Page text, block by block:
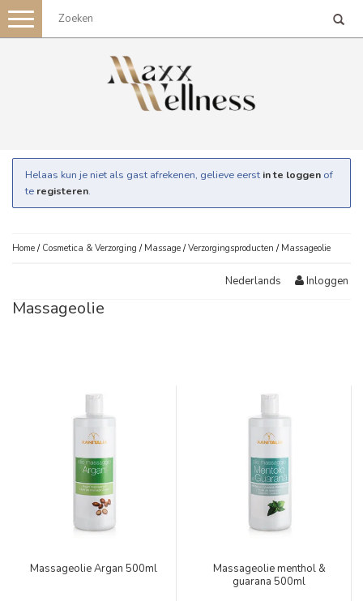
Toggle
navigation
Helaas kun je niet als gast afrekenen, gelieve eerst in te loggen of
te registeren.
Home / Cosmetica & Verzorging / Massage /Verzorgingsproducten / Massageolie
Nederlands Inloggen
Massageolie
Massageolie Argan 500ml
Massageolie menthol &
guarana 500ml